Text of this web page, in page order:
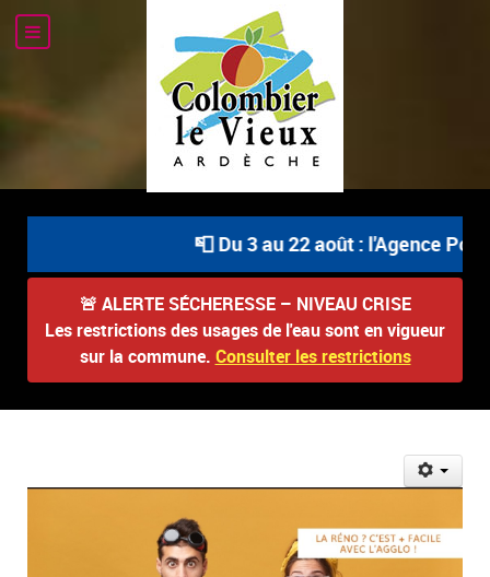
📮 Du 3 au 22 août : l'Agence
🚨 ALERTE SÉCHERESSE – NIVEAU CRISE
Les restrictions des usages de l'eau sont en vigueur
sur la commune. Consulter les restrictions